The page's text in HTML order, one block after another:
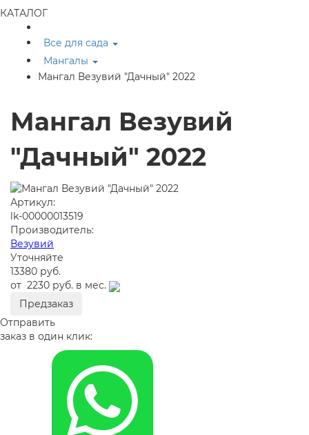
КАТАЛОГ
Все для сада
Мангалы
Мангал Везувий "Дачный" 2022
Мангал Везувий
"Дачный" 2022
Артикул:
lk-00000013519
Производитель:
Везувий
Уточняйте
13380 руб.
от 2230 руб. в мес.
Предзаказ
Отправить
заказ в один клик: